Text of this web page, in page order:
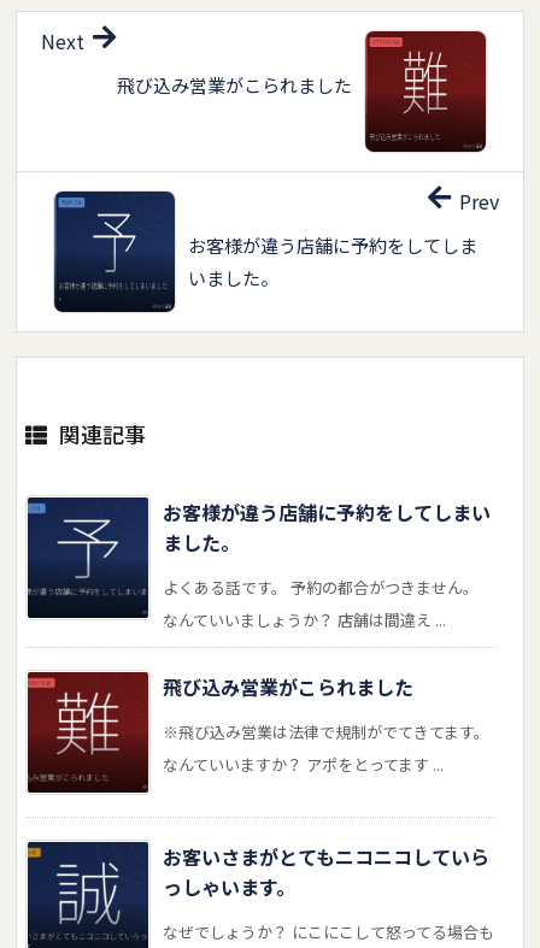
飛び込み営業がこられました
Next
お客様が違う店舗に予約をしてしま
いました。
Prev
関連記事
お客様が違う店舗に予約をしてしまい
ました。
よくある話です。 予約の都合がつきません。
なんていいましょうか？ 店舗は間違え ...
飛び込み営業がこられました
※飛び込み営業は法律で規制がでてきてます。
なんていいますか？ アポをとってます ...
お客いさまがとてもニコニコしていら
っしゃいます。
なぜでしょうか？ にこにこして怒ってる場合も